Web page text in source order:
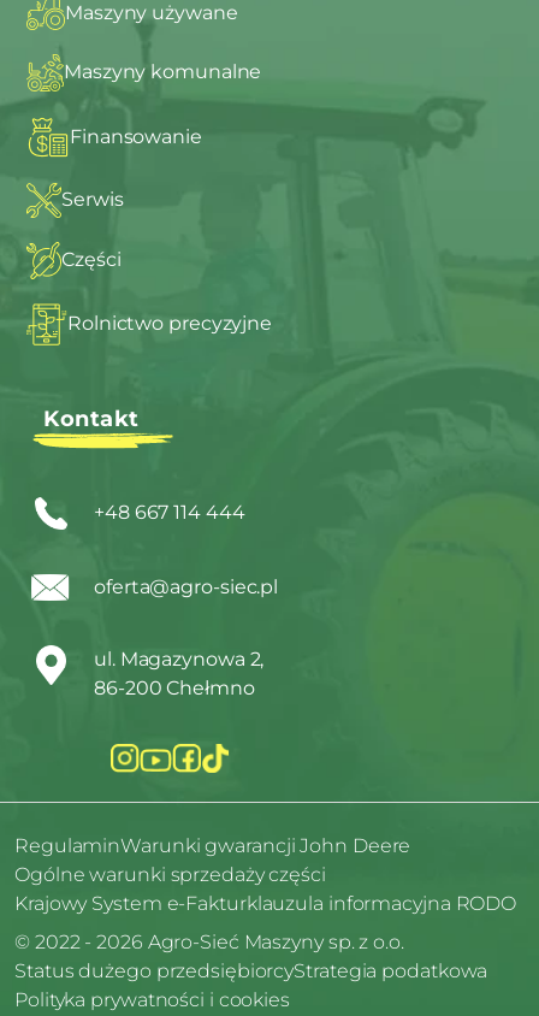
Maszyny używane
Maszyny komunalne
Finansowanie
Serwis
Części
Rolnictwo precyzyjne
Kontakt
+48 667 114 444
oferta@agro-siec.pl
ul. Magazynowa 2,
86-200 Chełmno
RegulaminWarunki gwarancji John Deere
Ogólne warunki sprzedaży części
Krajowy System e-Fakturklauzula informacyjna RODO
© 2022 - 2026 Agro-Sieć Maszyny sp. z o.o.
Status dużego przedsiębiorcyStrategia podatkowa
Polityka prywatności i cookies